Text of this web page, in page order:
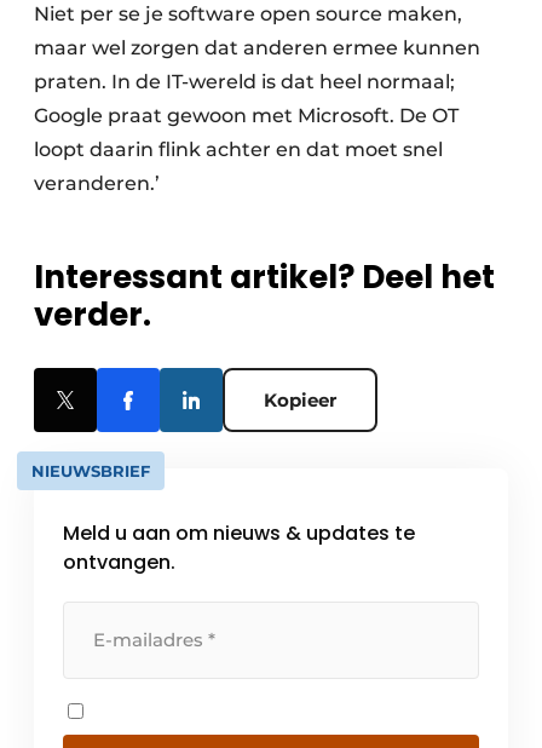
Niet per se je software open source maken,
maar wel zorgen dat anderen ermee kunnen
praten. In de IT-wereld is dat heel normaal;
Google praat gewoon met Microsoft. De OT
loopt daarin flink achter en dat moet snel
veranderen.’
Interessant artikel? Deel het
verder.
Kopieer
NIEUWSBRIEF
Meld u aan om nieuws & updates te
ontvangen.